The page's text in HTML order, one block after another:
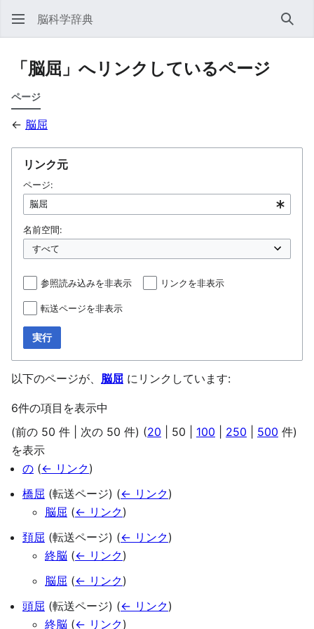
脳科学辞典 検索
「脳屈」へリンクしているページ
ページ
← 脳屈
リンク元
ページ:
名前空間:
参照読み込みを非表示 リンクを非表示
転送ページを非表示
実行
以下のページが、 脳屈 にリンクしています:
6件の項目を表示中
(前の 50 件 次の 50 件) (20 50 100 250 500 件)
を表示
の (← リンク)
橋屈 (転送ページ) (← リンク)
脳屈 (← リンク)
頚屈 (転送ページ) (← リンク)
終脳 (← リンク)
脳屈 (← リンク)
頭屈 (転送ページ) (← リンク)
終脳 (← リンク)